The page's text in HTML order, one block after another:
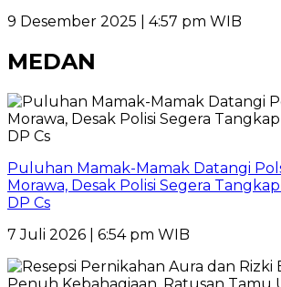
9 Desember 2025 | 4:57 pm WIB
MEDAN
Puluhan Mamak-Mamak Datangi
Morawa, Desak Polisi Segera
DP Cs
7 Juli 2026 | 6:54 pm WIB